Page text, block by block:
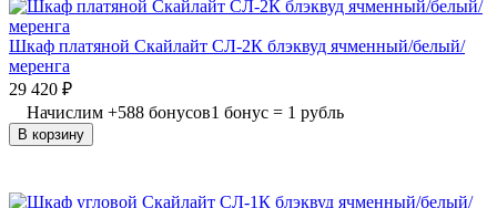
Шкаф платяной Скайлайт СЛ-2К блэквуд ячменный/белый/
меренга
29 420 ₽
Начислим +588 бонусов1 бонус = 1 рубль
В корзину